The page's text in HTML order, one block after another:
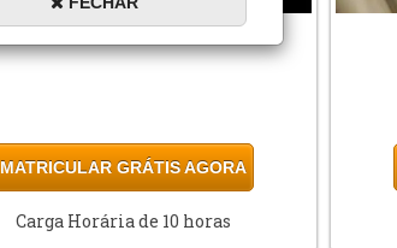
CAPELANIAESCOLAR
MATRICULAR GRÁTIS AGORA
Carga Horária de 10 horas